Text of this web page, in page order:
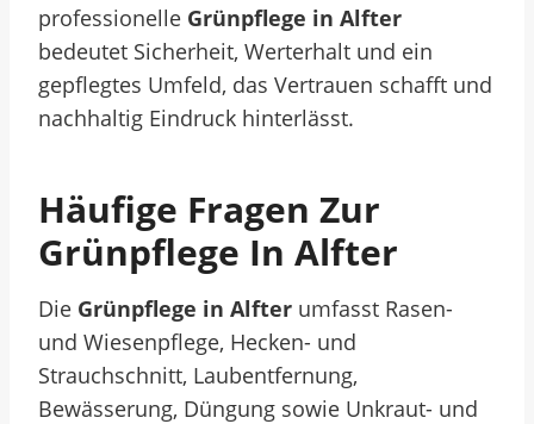
professionelle Grünpflege in Alfter
bedeutet Sicherheit, Werterhalt und ein
gepflegtes Umfeld, das Vertrauen schafft und
nachhaltig Eindruck hinterlässt.
Häufige Fragen Zur
Grünpflege In Alfter
Die Grünpflege in Alfter umfasst Rasen-
und Wiesenpflege, Hecken- und
Strauchschnitt, Laubentfernung,
Bewässerung, Düngung sowie Unkraut- und